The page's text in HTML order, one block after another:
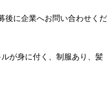
後に企業へお問い合わせくだ
が身に付く、制服あり、髪